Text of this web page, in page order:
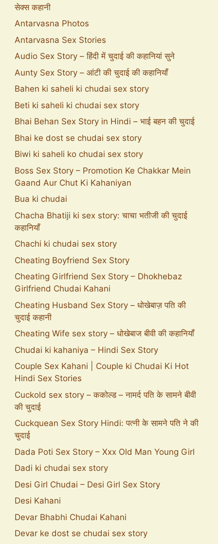
सेक्स कहानी
Antarvasna Photos
Antarvasna Sex Stories
Audio Sex Story – हिंदी में चुदाई की कहानियां सुने
Aunty Sex Story – आंटी की चुदाई की कहानियाँ
Bahen ki saheli ki chudai sex story
Beti ki saheli ki chudai sex story
Bhai Behan Sex Story in Hindi – भाई बहन की चुदाई
Bhai ke dost se chudai sex story
Biwi ki saheli ko chudai sex story
Boss Sex Story – Promotion Ke Chakkar Mein
Gaand Aur Chut Ki Kahaniyan
Bua ki chudai
Chacha Bhatiji ki sex story: चाचा भतीजी की चुदाई
कहानियाँ
Chachi ki chudai sex story
Cheating Boyfriend Sex Story
Cheating Girlfriend Sex Story – Dhokhebaz
Girlfriend Chudai Kahani
Cheating Husband Sex Story – धोखेबाज़ पति की
चुदाई कहानी
Cheating Wife sex story – धोखेबाज बीवी की कहानियाँ
Chudai ki kahaniya – Hindi Sex Story
Couple Sex Kahani | Couple ki Chudai Ki Hot
Hindi Sex Stories
Cuckold sex story – ककोल्ड – नामर्द पति के सामने बीवी
की चुदाई
Cuckquean Sex Story Hindi: पत्नी के सामने पति ने की
चुदाई
Dada Poti Sex Story – Xxx Old Man Young Girl
Dadi ki chudai sex story
Desi Girl Chudai – Desi Girl Sex Story
Desi Kahani
Devar Bhabhi Chudai Kahani
Devar ke dost se chudai sex story